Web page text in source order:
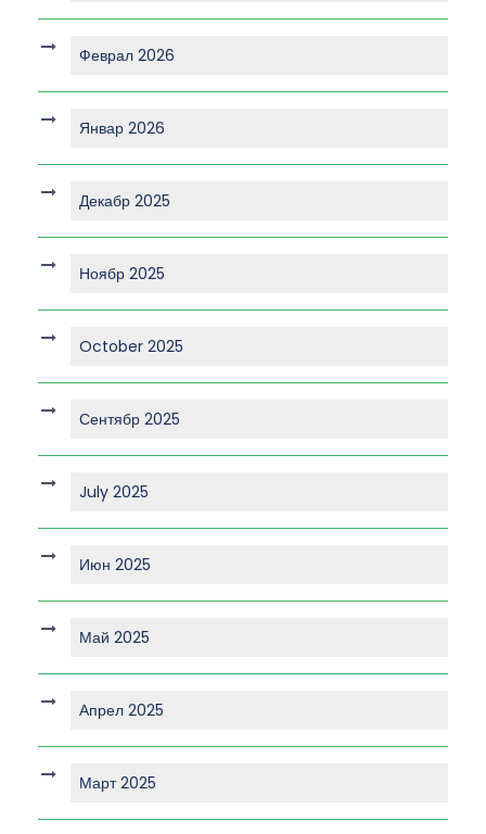
Феврал 2026
Январ 2026
Декабр 2025
Ноябр 2025
October 2025
Сентябр 2025
July 2025
Июн 2025
Май 2025
Апрел 2025
Март 2025